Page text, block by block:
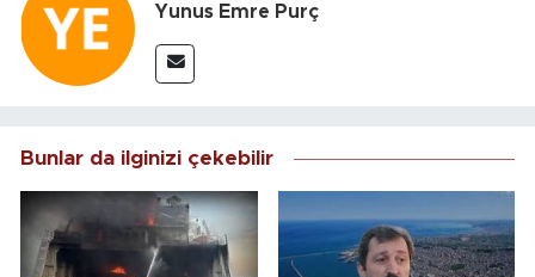
Yunus Emre Purç
Bunlar da ilginizi çekebilir